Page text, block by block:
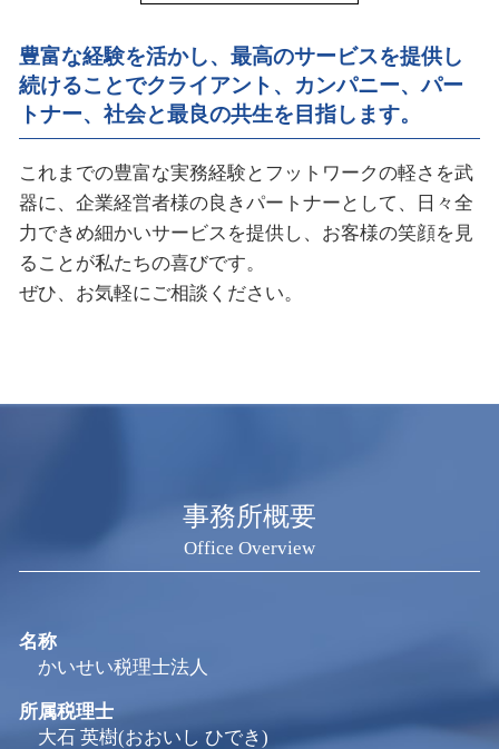
豊富な経験を活かし、最高のサービスを提供し
続けることでクライアント、カンパニー、パー
トナー、社会と最良の共生を目指します。
これまでの豊富な実務経験とフットワークの軽さを武
器に、企業経営者様の良きパートナーとして、日々全
力できめ細かいサービスを提供し、お客様の笑顔を見
ることが私たちの喜びです。
ぜひ、お気軽にご相談ください。
事務所概要
Office Overview
名称
かいせい税理士法人
所属税理士
大石 英樹(おおいし ひでき)